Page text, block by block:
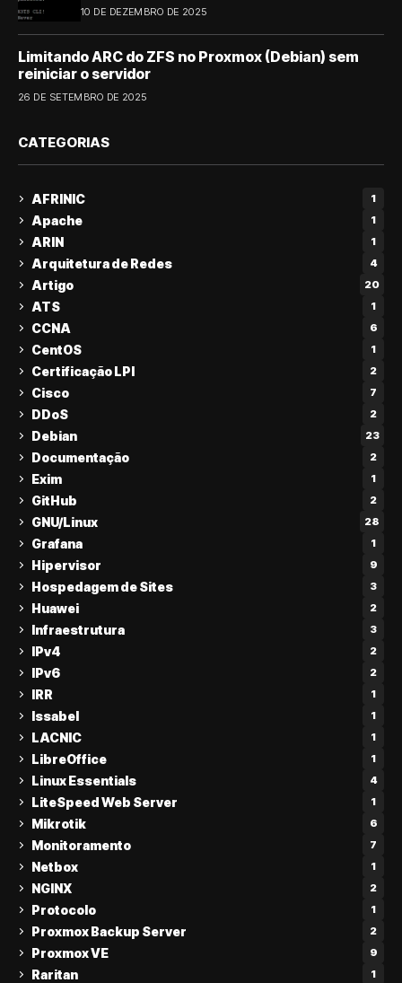
10 DE DEZEMBRO DE 2025
Limitando ARC do ZFS no Proxmox (Debian) sem
reiniciar o servidor
26 DE SETEMBRO DE 2025
CATEGORIAS
AFRINIC 1
Apache 1
ARIN 1
Arquitetura de Redes 4
Artigo 20
ATS 1
CCNA 6
CentOS 1
Certificação LPI 2
Cisco 7
DDoS 2
Debian 23
Documentação 2
Exim 1
GitHub 2
GNU/Linux 28
Grafana 1
Hipervisor 9
Hospedagem de Sites 3
Huawei 2
Infraestrutura 3
IPv4 2
IPv6 2
IRR 1
Issabel 1
LACNIC 1
LibreOffice 1
Linux Essentials 4
LiteSpeed Web Server 1
Mikrotik 6
Monitoramento 7
Netbox 1
NGINX 2
Protocolo 1
Proxmox Backup Server 2
Proxmox VE 9
Raritan 1